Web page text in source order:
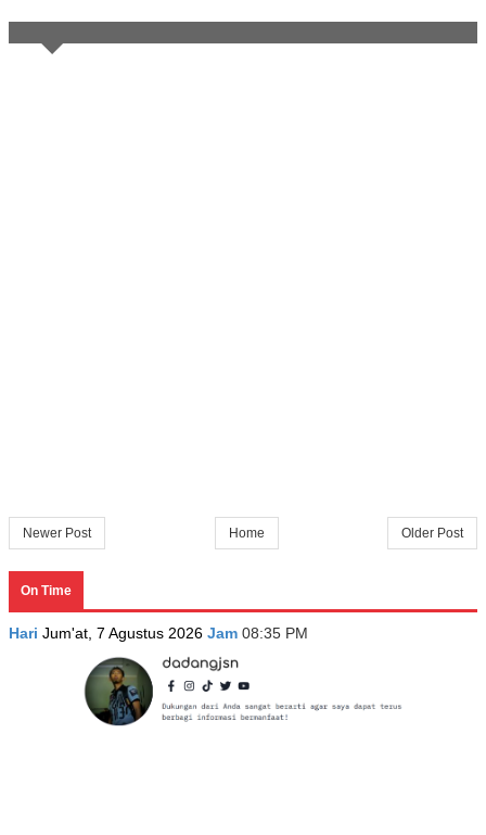
Newer Post Older Post
Home
On Time
Hari Jum'at, 7 Agustus 2026 Jam 08:35 PM